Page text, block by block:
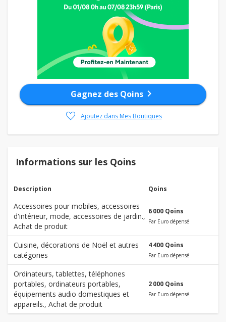
Gagnez des Qoins chevron_right
favorite
Ajoutez dans Mes Boutiques
Informations sur les Qoins
Description Qoins
Accessoires pour mobiles, accessoires
d'intérieur, mode, accessoires de jardin.,
Achat de produit
6 000 Qoins
Par Euro dépensé
Cuisine, décorations de Noël et autres
catégories
4 400 Qoins
Par Euro dépensé
Ordinateurs, tablettes, téléphones
portables, ordinateurs portables,
équipements audio domestiques et
appareils., Achat de produit
2 000 Qoins
Par Euro dépensé